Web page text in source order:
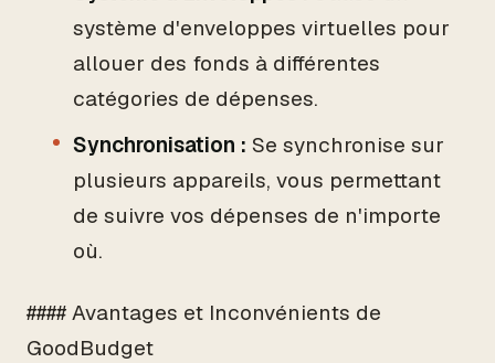
système d'enveloppes virtuelles pour
allouer des fonds à différentes
catégories de dépenses.
Synchronisation : Se synchronise sur
plusieurs appareils, vous permettant
de suivre vos dépenses de n'importe
où.
#### Avantages et Inconvénients de
GoodBudget